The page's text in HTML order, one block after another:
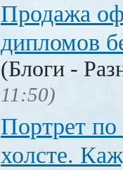
Продажа
дипломов
(Блоги -
11:50)
Портрет
холсте.